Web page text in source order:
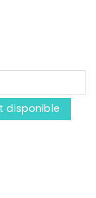
disponible